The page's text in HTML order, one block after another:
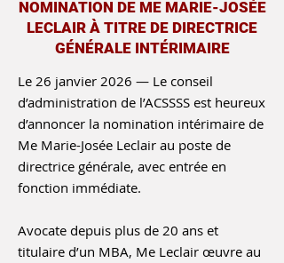
NOMINATION DE ME MARIE-JOSÉE
LECLAIR À TITRE DE DIRECTRICE
GÉNÉRALE INTÉRIMAIRE
Le 26 janvier 2026 — Le conseil
d’administration de l’ACSSSS est heureux
d’annoncer la nomination intérimaire de
Me Marie-Josée Leclair au poste de
directrice générale, avec entrée en
fonction immédiate.
Avocate depuis plus de 20 ans et
titulaire d’un MBA, Me Leclair œuvre au